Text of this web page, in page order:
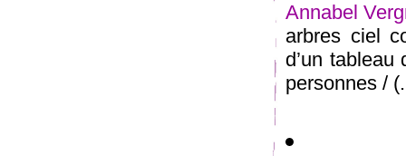
Annabel
arbres ciel
d’un
personnes /